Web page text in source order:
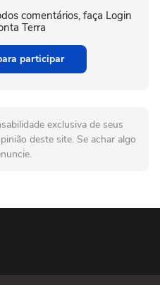
comentários, faça Login
Terra
participar
exclusiva de seus
deste site. Se achar algo